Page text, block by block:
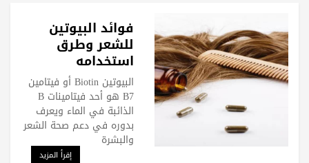
فوائد البيوتين
للشعر وطرق
استخدامه
البيوتين Biotin أو فيتامين
B7 هو أحد فيتامينات B
الذائبة في الماء ويعرف
بدوره في دعم صحة الشعر
والبشرة
إقرأ المزيد